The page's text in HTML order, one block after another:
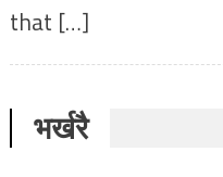
that […]
भर्खरै